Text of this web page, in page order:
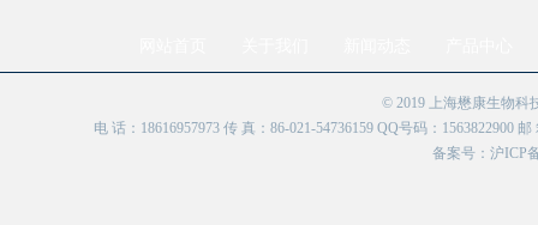
© 2019 上海懋康生物科
电 话：18616957973 传 真：86-021-54736159 QQ号码：1563822900
备案号： 沪ICP